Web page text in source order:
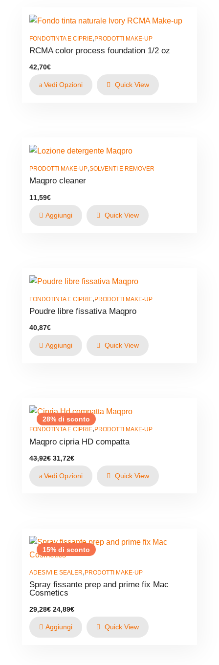
FONDOTINTA E CIPRIE,PRODOTTI MAKE-UP
RCMA color process foundation 1/2 oz
42,70€
Vedi Opzioni Quick View
PRODOTTI MAKE-UP,SOLVENTI E REMOVER
Maqpro cleaner
11,59€
Aggiungi Quick View
FONDOTINTA E CIPRIE,PRODOTTI MAKE-UP
Poudre libre fissativa Maqpro
40,87€
Aggiungi Quick View
28% di sconto
FONDOTINTA E CIPRIE, PRODOTTI MAKE-UP
Maqpro cipria HD compatta
43,92€ Il
era:
31,72€Il
è:
Vedi Opzioni Quick View
15% di sconto
ADESIVI E SEALER, PRODOTTI MAKE-UP
Spray fissante prep and prime fix Mac
Cosmetics
29,28€ Il
originale
era:
24,89€Il
Aggiungi Quick View